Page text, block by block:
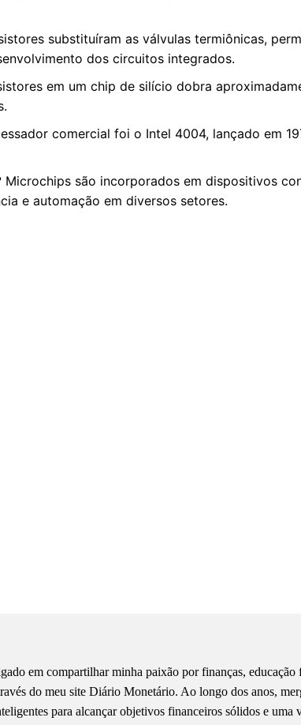
substituíram as válvulas termiônicas,
dos circuitos integrados.
em um chip de silício dobra
comercial foi o Intel 4004, lançado em
Microchips são incorporados em dispositivos
e automação em diversos setores.
em compartilhar minha paixão por finanças, educação
do meu site Diário Monetário. Ao longo dos anos,
para alcançar objetivos financeiros sólidos e uma